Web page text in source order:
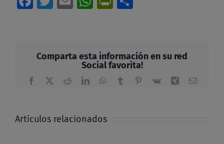
Comparta esta información en su red
Social favorita!
Facebook RedditLinkedInWhatsApp
Tumblr Pinterest
Vk Xing Correo
Artículos relacionados